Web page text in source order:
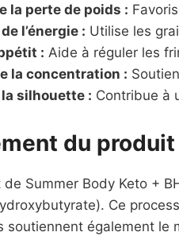
la perte de poids :
l’énergie : Utilise les
: Aide à réguler les
la concentration :
silhouette : Contribue à
du produit
Summer Body Keto +
Ce
soutiennent également le